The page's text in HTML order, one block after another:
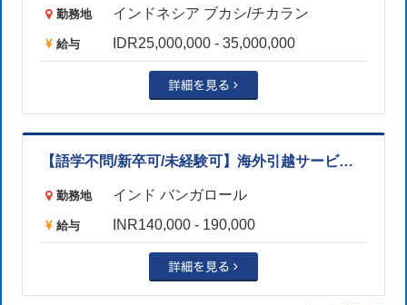
勤務地 インドネシア ブカシ/チカラン
給与 IDR25,000,000 - 35,000,000
【語学不問/新卒可/未経験可】海外引越サービス営業（物流業界/グルガオン）
勤務地 インド バンガロール
給与 INR140,000 - 190,000